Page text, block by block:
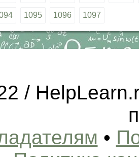
1095 1096 1097
/
•